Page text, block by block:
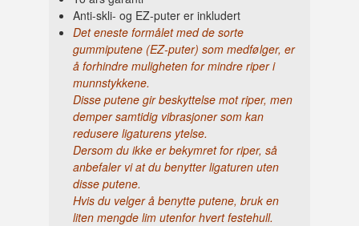
Anti-skli- og EZ-puter er inkludert
Det eneste formålet med de sorte
gummiputene (EZ-puter) som medfølger, er
å forhindre muligheten for mindre riper i
munnstykkene.
Disse putene gir beskyttelse mot riper, men
demper samtidig vibrasjoner som kan
redusere ligaturens ytelse.
Dersom du ikke er bekymret for riper, så
anbefaler vi at du benytter ligaturen uten
disse putene.
Hvis du velger å benytte putene, bruk en
liten mengde lim utenfor hvert festehull.